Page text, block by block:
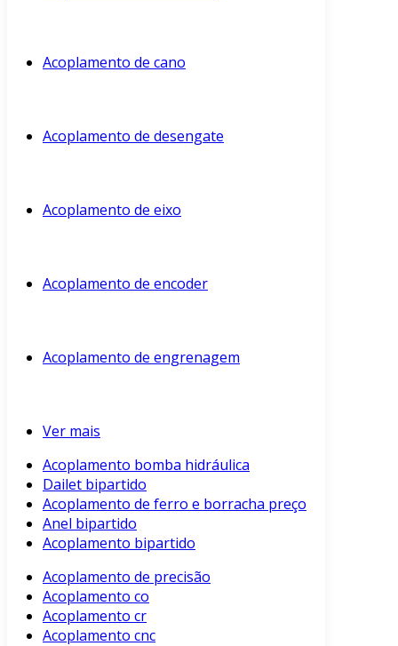
Acoplamento de cano
Acoplamento de desengate
Acoplamento de eixo
Acoplamento de encoder
Acoplamento de engrenagem
Ver mais
Acoplamento bomba hidráulica
Dailet bipartido
Acoplamento de ferro e borracha preço
Anel bipartido
Acoplamento bipartido
Acoplamento de precisão
Acoplamento co
Acoplamento cr
Acoplamento cnc